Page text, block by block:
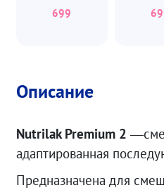
699
Описание
Nutrilak Premium 2
адаптированная
Предназначена для